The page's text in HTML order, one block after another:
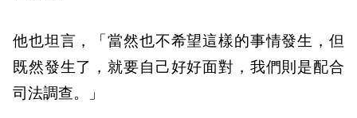
他也坦言，「當然也不希望這樣的事情發生，但
既然發生了，就要自己好好面對，我們則是配合
司法調查。」